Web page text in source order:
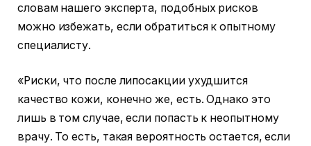
словам нашего эксперта, подобных рисков
можно избежать, если обратиться к опытному
специалисту.
«Риски, что после липосакции ухудшится
качество кожи, конечно же, есть. Однако это
лишь в том случае, если попасть к неопытному
врачу. То есть, такая вероятность остается, если